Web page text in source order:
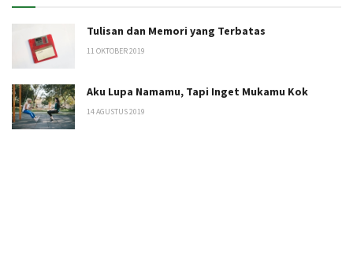
Tulisan dan Memori yang Terbatas
11 OKTOBER 2019
Aku Lupa Namamu, Tapi Inget Mukamu Kok
14 AGUSTUS 2019